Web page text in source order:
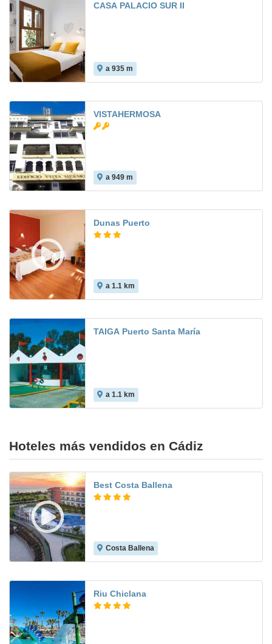
CASA PALACIO SUR II
a 935 m
VISTAHERMOSA
a 949 m
Dunas Puerto
a 1.1 km
TAIGA Puerto Santa María
a 1.1 km
Hoteles más vendidos en Cádiz
Best Costa Ballena
Costa Ballena
Riu Chiclana